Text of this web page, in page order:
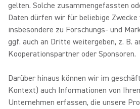
gelten. Solche zusammengefassten
Daten dürfen wir für beliebige Zwecke
insbesondere zu Forschungs- und
ggf. auch an Dritte weitergeben, z. B.
Kooperationspartner oder Sponsoren.
Darüber hinaus können wir im
Kontext) auch Informationen von
Unternehmen erfassen, die unsere